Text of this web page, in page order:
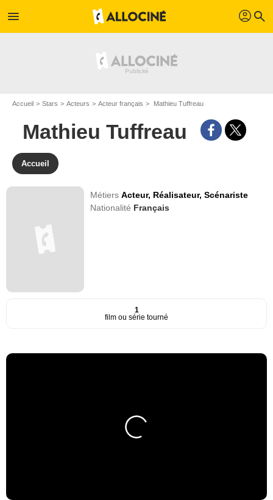
menu profil search
Accueil Stars Acteurs Acteur français Mathieu Tuffreau
Mathieu Tuffreau
Accueil
MétiersActeur, Réalisateur,Scénariste
Nationalité Français
1
film ou série tourné